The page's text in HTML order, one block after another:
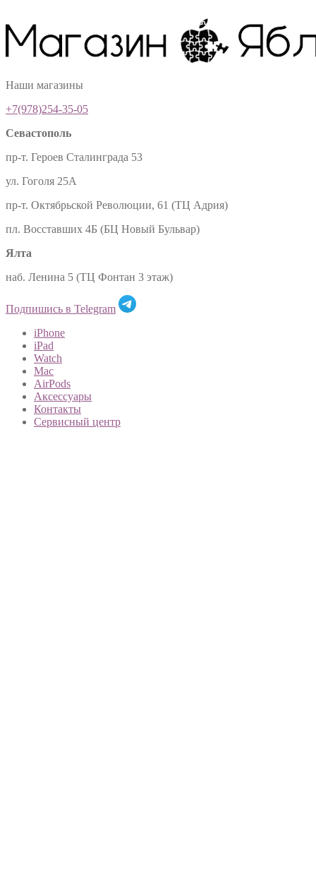
Наши магазины
+7(978)254-35-05
Севастополь
пр-т. Героев Сталинграда 53
ул. Гоголя 25А
пр-т. Октябрьской Революции, 61 (ТЦ Адрия)
пл. Восставших 4Б (БЦ Новый Бульвар)
Ялта
наб. Ленина 5 (ТЦ Фонтан 3 этаж)
Подпишись в Telegram
iPhone
iPad
Watch
Mac
AirPods
Аксессуары
Контакты
Сервисный центр